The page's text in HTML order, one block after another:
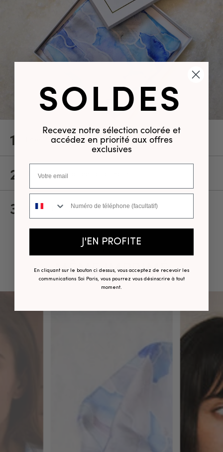
1 Imprimé des deux côtés.
2 Finitions roulottées à la main.
3 Foulard élégant et féminin.
MÊME IMPRIMÉ
SOLDES
Recevez notre sélection colorée et
accédez en priorité aux offres
exclusives
J'EN PROFITE
En cliquant sur le bouton ci dessus, vous acceptez de recevoir les
communications Soi Paris, vous pourrez vous désinscrire à tout
moment.